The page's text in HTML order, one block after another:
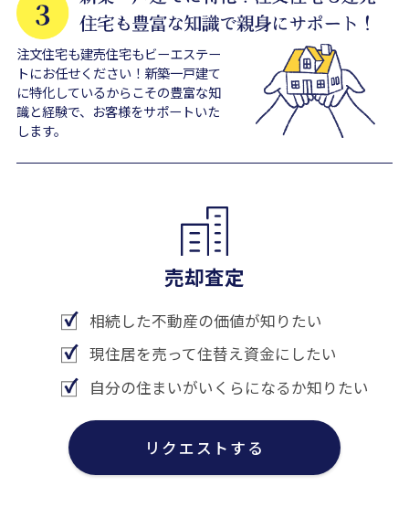
注文住宅も建売住宅もビーエステー
トにお任せください！新築一戸建て
に特化しているからこその豊富な知
識と経験で、お客様をサポートいた
します。
売却査定
相続した不動産の価値が知りたい
現住居を売って住替え資金にしたい
自分の住まいがいくらになるか知りたい
リクエストする